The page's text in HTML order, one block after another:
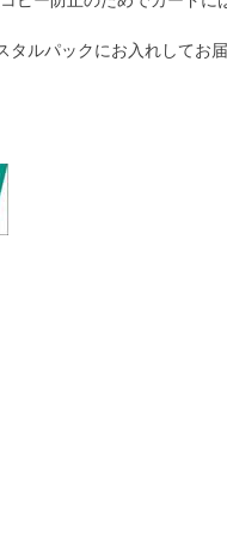
ルパックにお入れしてお届